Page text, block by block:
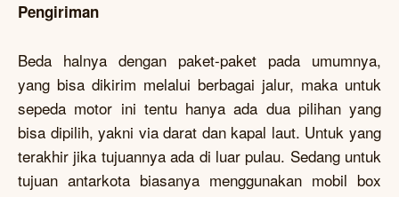
Pengiriman
Beda halnya dengan paket-paket pada umumnya,
yang bisa dikirim melalui berbagai jalur, maka untuk
sepeda motor ini tentu hanya ada dua pilihan yang
bisa dipilih, yakni via darat dan kapal laut. Untuk yang
terakhir jika tujuannya ada di luar pulau. Sedang untuk
tujuan antarkota biasanya menggunakan mobil box